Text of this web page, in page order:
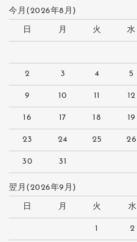
今月(2026年8月)
日 月 火 水
2 3 4 5
9 10 11 12
16 17 18 19
23 24 25 26
30 31
翌月(2026年9月)
日 月 火 水
1 2